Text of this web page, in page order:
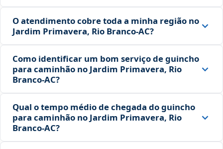
O atendimento cobre toda a minha região no
Jardim Primavera, Rio Branco‑AC?
Como identificar um bom serviço de guincho
para caminhão no Jardim Primavera, Rio
Branco‑AC?
Qual o tempo médio de chegada do guincho
para caminhão no Jardim Primavera, Rio
Branco‑AC?